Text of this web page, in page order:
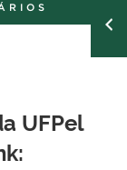
UFPel